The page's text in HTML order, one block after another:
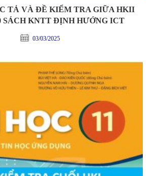
TẢ VÀ ĐỀ KIỂM TRA GIỮA HKII
SÁCH KNTT ĐỊNH HƯỚNG ICT
03/03/2025